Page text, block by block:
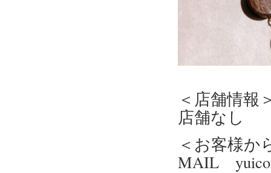
＜店舗情報
店舗なし
＜お客様か
MAIL